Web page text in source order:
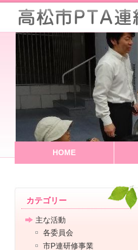
HOME
カテゴリー
主な活動
各委員会
市P連研修事業